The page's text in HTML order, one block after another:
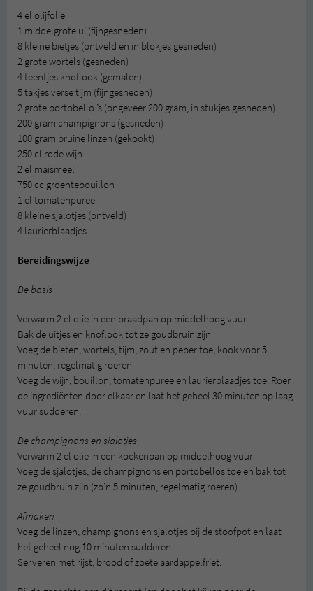
4 el olijfolie
1 middelgrote ui (fijngesneden)
8 kleine bietjes (ontveld en in blokjes gesneden)
2 grote wortels (gesneden)
4 teentjes knoflook (gemalen)
5 takjes verse tijm (fijngesneden)
2 grote portobello ’s (ongeveer 200 gram, in stukjes gesneden)
200 gram champignons (gesneden)
100 gram bruine linzen (gekookt)
250 cl rode wijn
2 el maismeel
750 cc groentebouillon
1 el tomatenpuree
8 kleine sjalotjes (ontveld)
4 laurierblaadjes
Bereidingswijze
De basis
Verwarm 2 el olie in een braadpan op middelhoog vuur
Bak de uitjes en knoflook tot ze goudbruin zijn
Voeg de bieten, wortels, tijm, zout en peper toe, kook voor 5
minuten, regelmatig roeren
Voeg de wijn, bouillon, tomatenpuree en laurierblaadjes toe. Roer
de ingrediënten door elkaar en laat het geheel 30 minuten op laag
vuur sudderen.
De champignons en sjalotjes
Verwarm 2 el olie in een koekenpan op middelhoog vuur
Voeg de sjalotjes, de champignons en portobellos toe en bak tot
ze goudbruin zijn (zo’n 5 minuten, regelmatig roeren)
Afmaken
Voeg de linzen, champignons en sjalotjes bij de stoofpot en laat
het geheel nog 10 minuten sudderen.
Serveren met rijst, brood of zoete aardappelfriet.